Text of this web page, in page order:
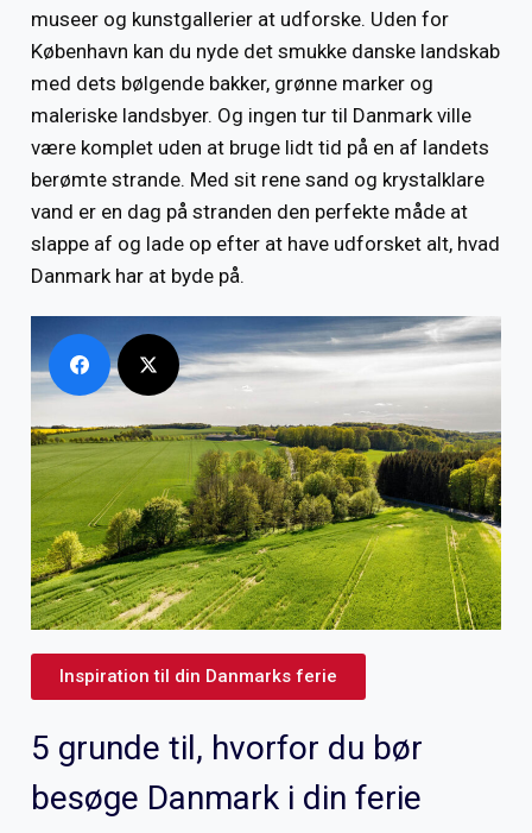
museer og kunstgallerier at udforske. Uden for
København kan du nyde det smukke danske landskab
med dets bølgende bakker, grønne marker og
maleriske landsbyer. Og ingen tur til Danmark ville
være komplet uden at bruge lidt tid på en af ​​landets
berømte strande. Med sit rene sand og krystalklare
vand er en dag på stranden den perfekte måde at
slappe af og lade op efter at have udforsket alt, hvad
Danmark har at byde på.
Inspiration til din Danmarks ferie
5 grunde til, hvorfor du bør
besøge Danmark i din ferie